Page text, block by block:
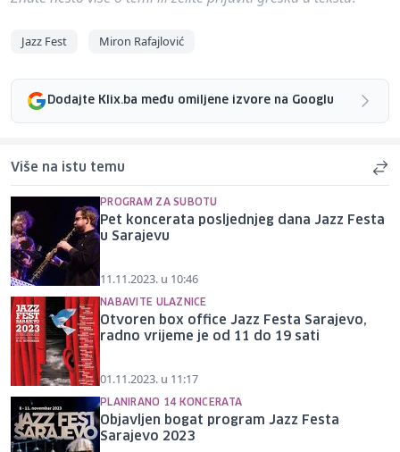
Jazz Fest Miron Rafajlović
Dodajte Klix.ba među omiljene izvore na Googlu
Više na istu temu
PROGRAM ZA SUBOTU
Pet koncerata posljednjeg dana Jazz Festa
u Sarajevu
11.11.2023. u 10:46
NABAVITE ULAZNICE
Otvoren box office Jazz Festa Sarajevo,
radno vrijeme je od 11 do 19 sati
01.11.2023. u 11:17
PLANIRANO 14 KONCERATA
Objavljen bogat program Jazz Festa
Sarajevo 2023